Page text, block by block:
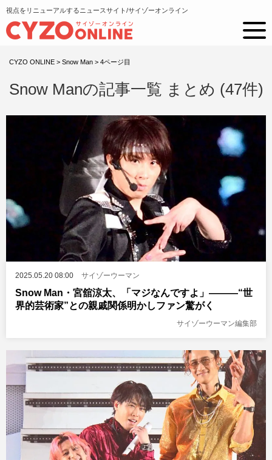
視点をリニューアルするニュースサイト/サイゾーオンライン
CYZO ONLINE > Snow Man > 4ページ目
Snow Manの記事一覧 まとめ (47件)
2025.05.20 08:00 サイゾーウーマン
Snow Man・宮舘涼太、「マジなんですよ」―——“世
界的芸術家”との親戚関係明かしファン驚がく
サイゾーウーマン編集部